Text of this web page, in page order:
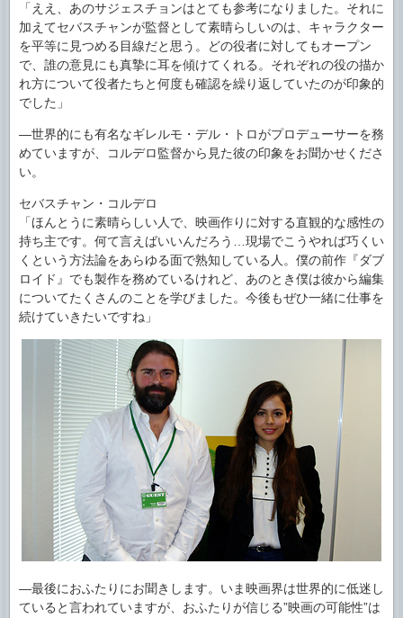
「ええ、あのサジェスチョンはとても参考になりました。それに
加えてセバスチャンが監督として素晴らしいのは、キャラクター
を平等に見つめる目線だと思う。どの役者に対してもオープン
で、誰の意見にも真摯に耳を傾けてくれる。それぞれの役の描か
れ方について役者たちと何度も確認を繰り返していたのが印象的
でした」
―世界的にも有名なギレルモ・デル・トロがプロデューサーを務
めていますが、コルデロ監督から見た彼の印象をお聞かせくださ
い。
セバスチャン・コルデロ
「ほんとうに素晴らしい人で、映画作りに対する直観的な感性の
持ち主です。何て言えばいいんだろう…現場でこうやれば巧くい
くという方法論をあらゆる面で熟知している人。僕の前作『ダブ
ロイド』でも製作を務めているけれど、あのとき僕は彼から編集
についてたくさんのことを学びました。今後もぜひ一緒に仕事を
続けていきたいですね」
―最後におふたりにお聞きします。いま映画界は世界的に低迷し
ていると言われていますが、おふたりが信じる”映画の可能性”は